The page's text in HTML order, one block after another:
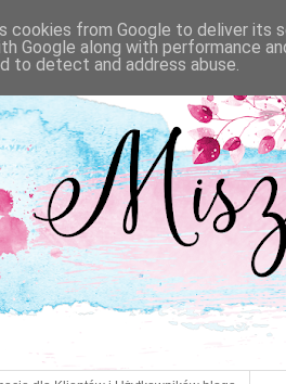
cookies from Google to deliver its
Google along with performance
to detect and address abuse.